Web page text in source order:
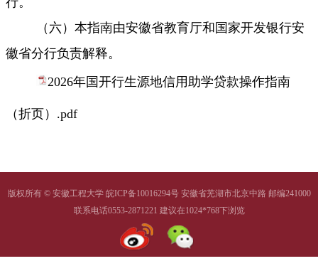
（六）本指南由安徽省教育厅和国家开发银行安
徽省分行负责解释。
2026年国开行生源地信用助学贷款操作指南
（折页）.pdf
版权所有 © 安徽工程大学 皖ICP备10016294号 安徽省芜湖市北京中路 邮编241000
联系电话0553-2871221 建议在1024*768下浏览